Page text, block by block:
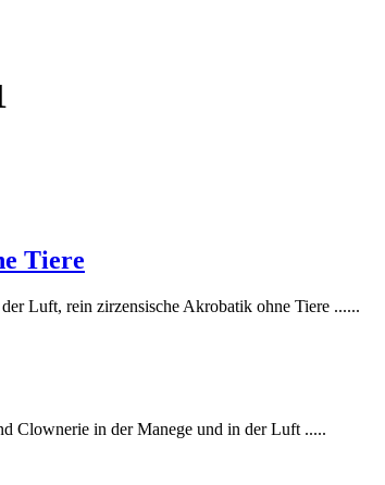
Tiere
Luft, rein zirzensische Akrobatik ohne Tiere ......
Clownerie in der Manege und in der Luft .....